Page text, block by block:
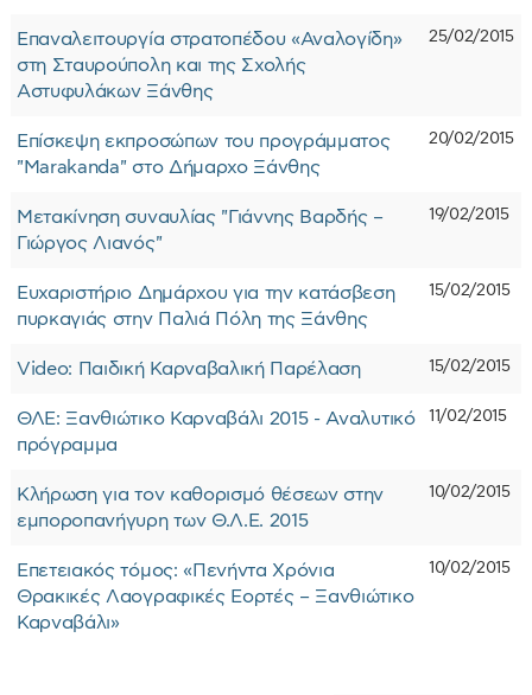
Επαναλειτουργία στρατοπέδου «Αναλογίδη»
στη Σταυρούπολη και της Σχολής
Αστυφυλάκων Ξάνθης
25/02/2015
Επίσκεψη εκπροσώπων του προγράμματος
"Marakanda" στο Δήμαρχο Ξάνθης
20/02/2015
Μετακίνηση συναυλίας "Γιάννης Βαρδής –
Γιώργος Λιανός"
19/02/2015
Ευχαριστήριο Δημάρχου για την κατάσβεση
πυρκαγιάς στην Παλιά Πόλη της Ξάνθης
15/02/2015
Video: Παιδική Καρναβαλική Παρέλαση 15/02/2015
ΘΛΕ: Ξανθιώτικο Καρναβάλι 2015 - Αναλυτικό
πρόγραμμα
11/02/2015
Κλήρωση για τον καθορισμό θέσεων στην
εμποροπανήγυρη των Θ.Λ.Ε. 2015
10/02/2015
Επετειακός τόμος: «Πενήντα Χρόνια
Θρακικές Λαογραφικές Εορτές – Ξανθιώτικο
Καρναβάλι»
10/02/2015